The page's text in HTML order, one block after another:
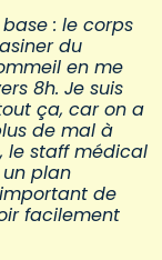
: le corps
du
en me
8h. Je suis
ça, car on a
de mal à
le staff médical
plan
de
facilement